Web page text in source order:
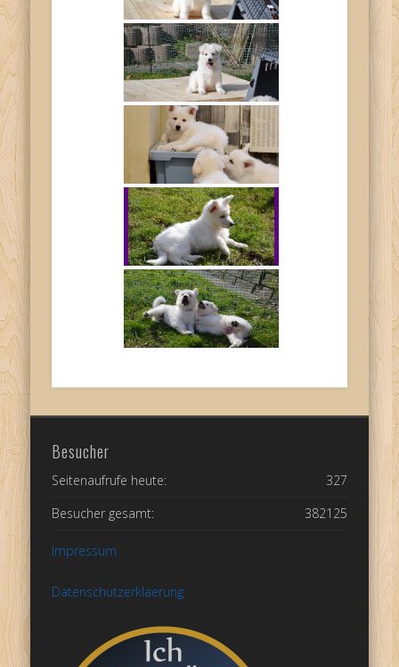
Besucher
327
Seitenaufrufe heute:
382125
Besucher gesamt:
Impressum
Datenschutzerklaerung